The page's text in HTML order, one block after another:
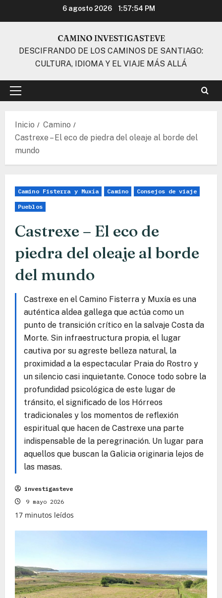
6 agosto 2026 1:57:55 PM
CAMINO INVESTIGASTEVE
DESCIFRANDO DE LOS CAMINOS DE SANTIAGO:
CULTURA, IDIOMA Y EL VIAJE MÁS ALLÁ
Menú
Inicio
Camino
Castrexe – El eco de piedra del oleaje al borde del
mundo
Camino Fisterra y Muxía Camino Consejos de viaje
Pueblos
Castrexe – El eco de
piedra del oleaje al borde
del mundo
Castrexe en el Camino Fisterra y Muxía es una
auténtica aldea gallega que actúa como un
punto de transición crítico en la salvaje Costa da
Morte. Sin infraestructura propia, el lugar
cautiva por su agreste belleza natural, la
proximidad a la espectacular Praia do Rostro y
un silencio casi inquietante. Conoce todo sobre la
profundidad psicológica de este lugar de
tránsito, el significado de los Hórreos
tradicionales y los momentos de reflexión
espiritual que hacen de Castrexe una parte
indispensable de la peregrinación. Un lugar para
aquellos que buscan la Galicia originaria lejos de
las masas.
investigasteve
9 mayo 2026
17 minutos leídos